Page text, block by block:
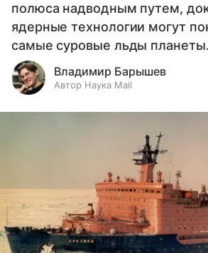
полюса надводным путем,
ядерные технологии могут
самые суровые льды планеты.
Владимир Барышев
Автор Наука Mail